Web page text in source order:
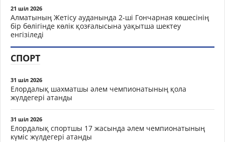
21 шіл 2026
Алматының Жетісу ауданында 2-ші Гончарная көшесінің
бір бөлігінде көлік қозғалысына уақытша шектеу
енгізіледі
СПОРТ
31 шіл 2026
Елордалық шахматшы әлем чемпионатының қола
жүлдегері атанды
31 шіл 2026
Елордалық спортшы 17 жасында әлем чемпионатының
күміс жүлдегері атанды